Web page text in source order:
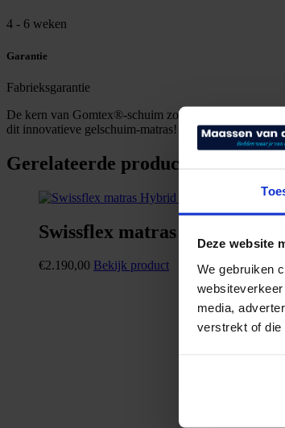
Deze website
We gebruiken
media,
verstrekt of die
4 - 6 weken
Garantie
Fabrieksgarantie
De kern van Gomtex®-schuim zorgt voor
dit innovatieve gelschuim-matras!
Gerelateerde producten
Swissflex matras Hybrid 26
€2.190,00 Bekijk product